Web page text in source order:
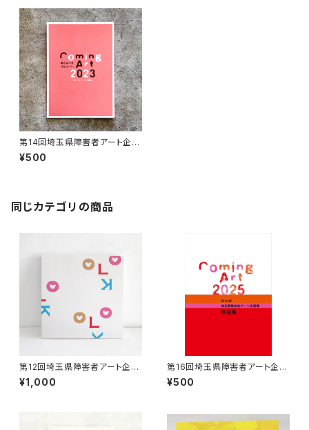
第14回埼玉県障害者アート企画
展 「Coming Art 2023」作品
集
¥500
同じカテゴリの商品
第12回埼玉県障害者アート企画
展 「LOOK ART ME!!」作品集
¥1,000
第16回埼玉県障害者アート企画
展 「Coming Art 2025」作品集
¥500